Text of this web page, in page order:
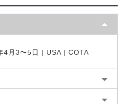
4月3〜5日 | USA | COTA